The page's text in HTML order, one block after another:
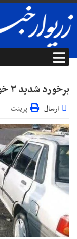
برخورد شدید ۳ خودرو در مسیر سنندج – مریوان
ارسال پرینت